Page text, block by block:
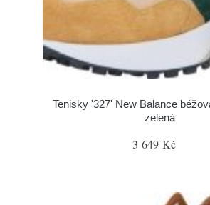
Tenisky '327' New Balance
zelená
3 649 Kč